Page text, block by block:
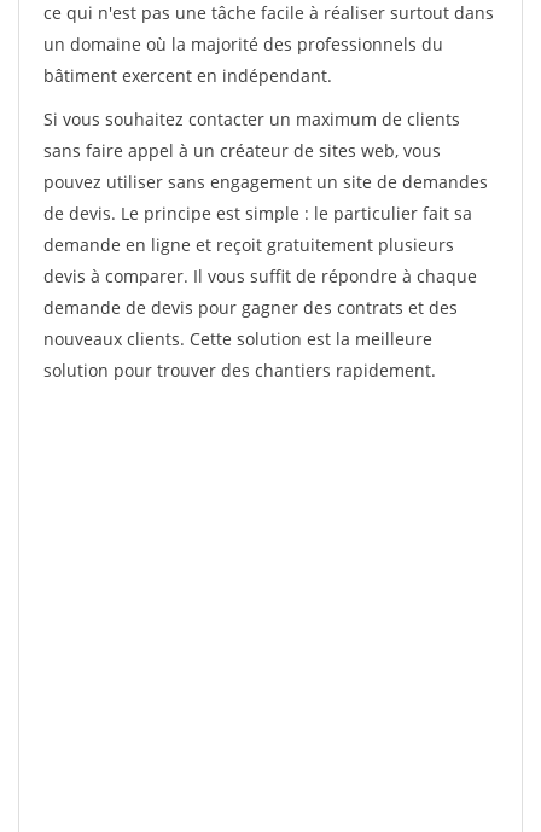
ce qui n'est pas une tâche facile à réaliser surtout dans
un domaine où la majorité des professionnels du
bâtiment exercent en indépendant.
Si vous souhaitez contacter un maximum de clients
sans faire appel à un créateur de sites web, vous
pouvez utiliser sans engagement un site de demandes
de devis. Le principe est simple : le particulier fait sa
demande en ligne et reçoit gratuitement plusieurs
devis à comparer. Il vous suffit de répondre à chaque
demande de devis pour gagner des contrats et des
nouveaux clients. Cette solution est la meilleure
solution pour trouver des chantiers rapidement.